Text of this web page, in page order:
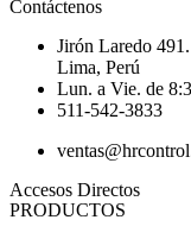
Contáctenos
Jirón Laredo
Lima, Perú
Lun. a Vie. de
511-542-3833
Accesos Directos
PRODUCTOS